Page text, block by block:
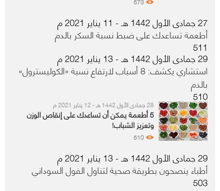
27 جمادى الأول 1442 هـ - 11 يناير 2021 م
أطعمة تساعدك على ضبط نسبة السكر بالدم
511
29 جمادى الأول 1442 هـ - 13 يناير 2021 م
استشاري يكشف: 8 أسباب لارتفاع نسبة «الكوليسترول»
بالدم
510
28 جمادى الأول 1442 هـ - 12 يناير 2021 م
5 أطعمة يمكن أن تساعدك على إنقاص الوزن
وتعزيز الشباب!
510
29 جمادى الأول 1442 هـ - 13 يناير 2021 م
أطباء ينصحون بطريقة صحية لتناول الفول السوداني
503